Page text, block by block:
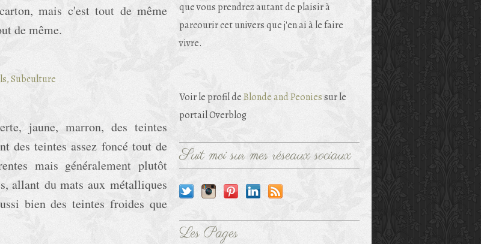
mais c'est tout de même
de même.
jaune, marron, des teintes
des teintes assez foncé tout de
mais généralement plutôt
allant du mats aux métalliques
bien des teintes froides que
que vous prendrez autant de plaisir à
parcourir cet univers que j'en ai à le faire
vivre.
Voir le profil deBlonde and Peoniessur le
portail Overblog
Suit moi sur mes réseaux sociaux
Les Pages